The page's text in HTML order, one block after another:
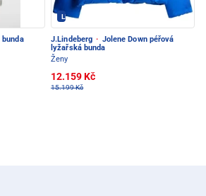
LINDEBERG - PEC POD SNĚŽKOU
J.Lindeberg · Jolene Down péřová
lyžařská bunda
Ženy
12.159 Kč
15.199 Kč